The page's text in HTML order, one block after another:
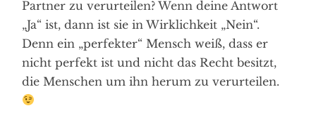
Partner zu verurteilen? Wenn deine Antwort
„Ja“ ist, dann ist sie in Wirklichkeit „Nein“.
Denn ein „perfekter“ Mensch weiß, dass er
nicht perfekt ist und nicht das Recht besitzt,
die Menschen um ihn herum zu verurteilen.